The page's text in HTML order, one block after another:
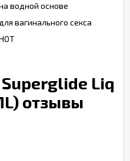
водной основе
для вагинального секса
Liq
отзывы